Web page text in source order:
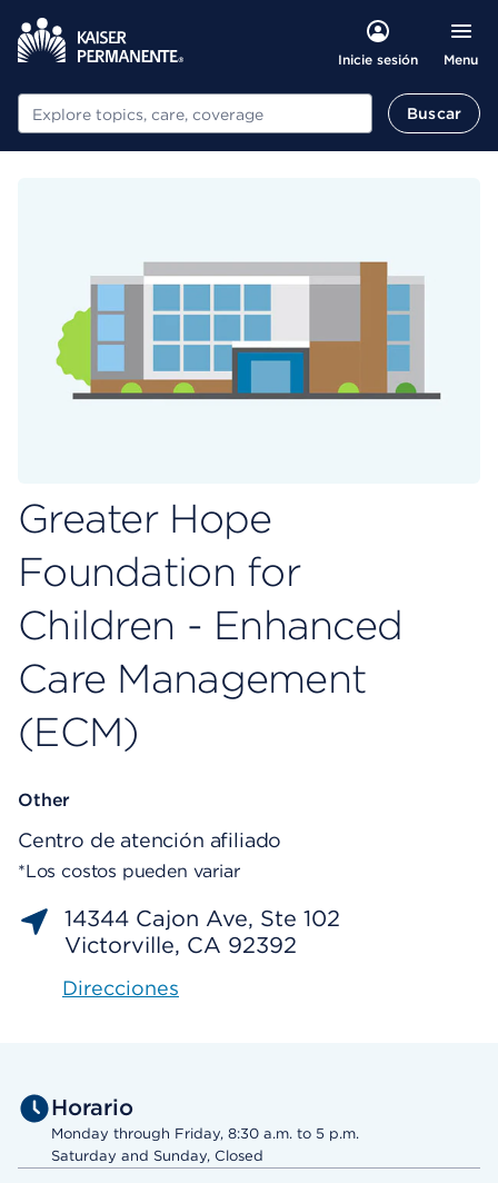
Inicie sesión Menu
Buscar Buscar
Greater Hope
Foundation for
Children - Enhanced
Care Management
(ECM)
Other
Centro de atención afiliado
*Los costos pueden variar
14344 Cajon Ave, Ste 102
Victorville, CA 92392
Direcciones
Horario
Monday through Friday, 8:30 a.m. to 5 p.m.
Saturday and Sunday, Closed